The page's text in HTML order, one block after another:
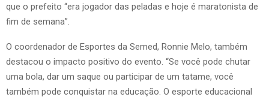
que o prefeito “era jogador das peladas e hoje é maratonista de
fim de semana”.
O coordenador de Esportes da Semed, Ronnie Melo, também
destacou o impacto positivo do evento. “Se você pode chutar
uma bola, dar um saque ou participar de um tatame, você
também pode conquistar na educação. O esporte educacional